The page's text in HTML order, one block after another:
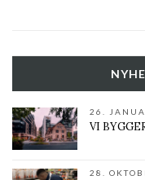
26.
VI
28.